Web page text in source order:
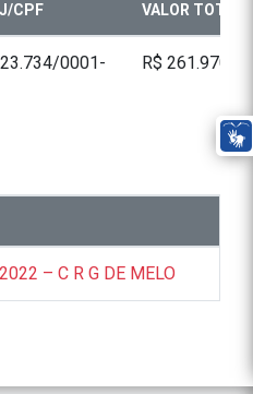
CPF VALOR TOTAL
0001-
R$ 261.970,00
– C R G DE MELO